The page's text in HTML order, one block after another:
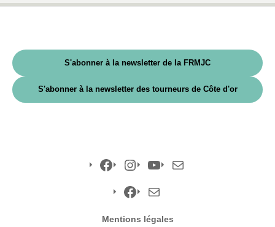
S'abonner à la newsletter de la FRMJC
S'abonner à la newsletter des tourneurs de Côte d'or
Facebook
Facebook
Mentions légales